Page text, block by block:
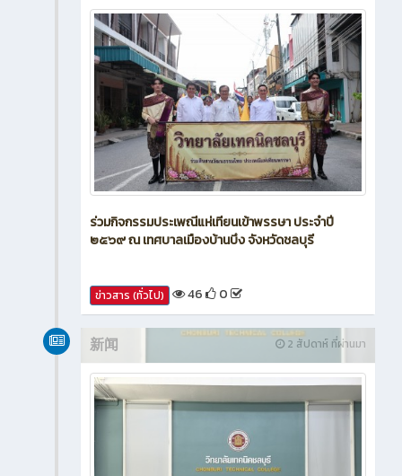
ร่วมกิจกรรมประเพณีแห่เทียนเข้าพรรษา ประจำปี
๒๕๖๙ ณ เทศบาลเมืองบ้านบึง จังหวัดชลบุรี
ข่าวสาร (ทั่วไป) 46 0
2 สัปดาห์ ที่ผ่านมา
新闻